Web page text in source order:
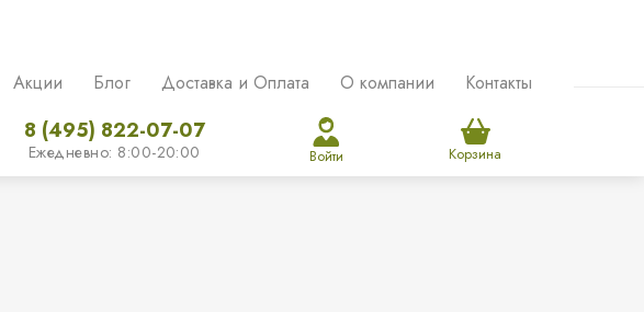
Акции Блог Доставка и Оплата О компании Контакты
8 (495) 822-07-07
Ежедневно: 8:00-20:00 Войти Корзина